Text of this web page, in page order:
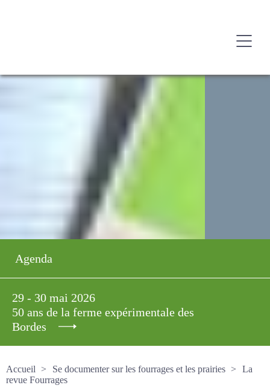
Agenda
29 - 30 mai 2026
50 ans de la ferme expérimentale des
Bordes
Accueil
Se documenter sur les fourrages et les prairies
La revue Fourrages